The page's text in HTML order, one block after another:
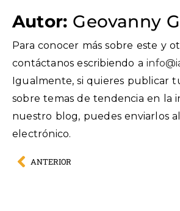
Autor: Geovanny
Para conocer más sobre este y
contáctanos escribiendo a
Igualmente, si quieres publicar
sobre temas de tendencia en la
nuestro blog, puedes enviarlos
electrónico.
ANTERIOR